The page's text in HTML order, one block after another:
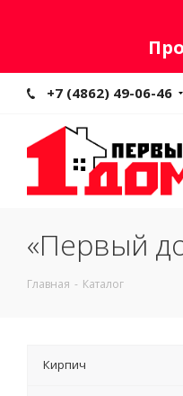
+7 (4862) 49-06-46
«Первый
Главная - Каталог
Кирпич